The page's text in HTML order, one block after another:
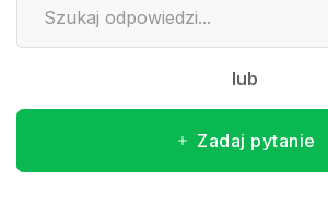
lub
Zadaj pytanie